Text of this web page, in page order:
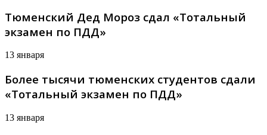
Тюменский Дед Мороз сдал «Тотальный
экзамен по ПДД»
13 января
Более тысячи тюменских студентов сдали
«Тотальный экзамен по ПДД»
13 января